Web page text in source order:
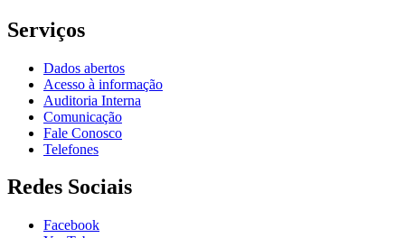
Serviços
Dados abertos
Acesso à informação
Auditoria Interna
Comunicação
Fale Conosco
Telefones
Redes Sociais
Facebook